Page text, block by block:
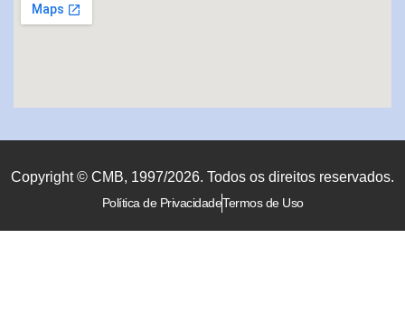
Copyright © CMB, 1997/2026. Todos os direitos reservados.
Política de PrivacidadeTermos de Uso